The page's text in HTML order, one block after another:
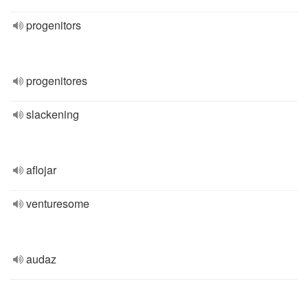
progenitors
progenitores
slackening
aflojar
venturesome
audaz